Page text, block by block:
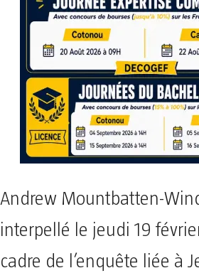
Andrew Mountbatten-
interpellé le jeudi 19
cadre de l’enquête liée à